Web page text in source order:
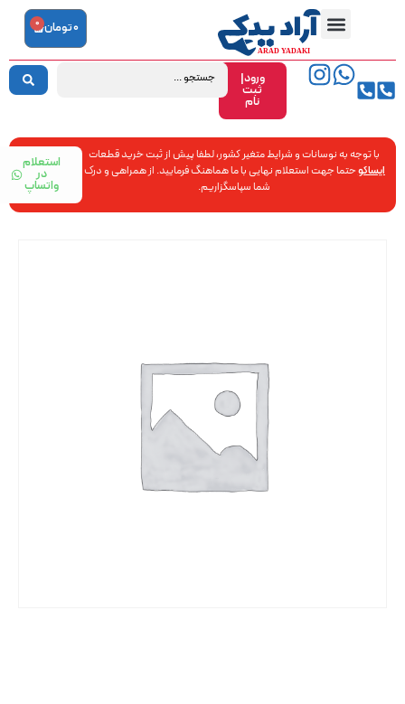
ورود|
ثبت
نام
0تومان 0
با توجه به نوسانات و شرایط متغیر کشور، لطفا پیش از ثبت خرید قطعات
ایساکوحتما جهت استعلام نهایی با ما هماهنگ فرمایید. از همراهی و درک
شما سپاسگزاریم.
استعلام
در
واتساپ